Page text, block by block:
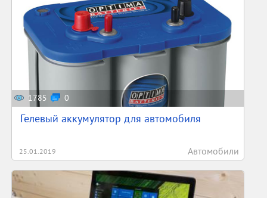
1785 0
Гелевый аккумулятор для автомобиля
25.01.2019 Автомобили